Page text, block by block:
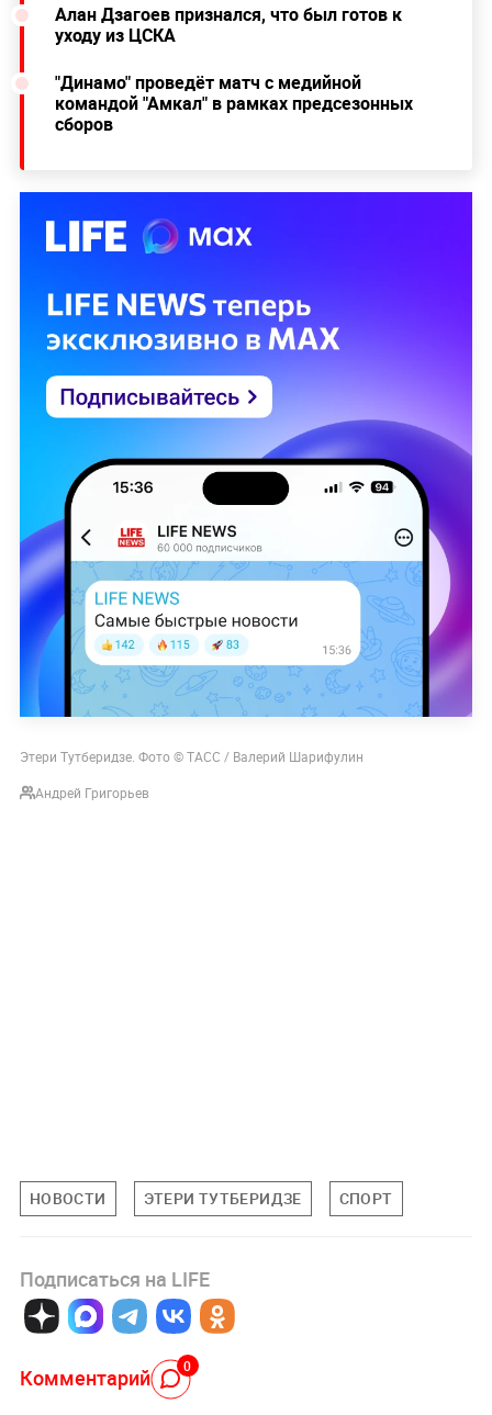
Алан Дзагоев признался, что был готов к
уходу из ЦСКА
"Динамо" проведёт матч с медийной
командой "Амкал" в рамках предсезонных
сборов
Этери Тутберидзе. Фото © ТАСС / Валерий Шарифулин
Андрей Григорьев
НОВОСТИ ЭТЕРИ ТУТБЕРИДЗЕ СПОРТ
Подписаться на LIFE
Комментарий 0